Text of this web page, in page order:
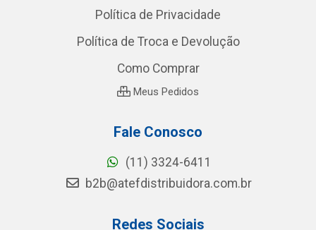
Política de Privacidade
Política de Troca e Devolução
Como Comprar
Meus Pedidos
Fale Conosco
(11) 3324-6411
b2b@atefdistribuidora.com.br
Redes Sociais